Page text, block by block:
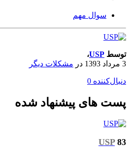
سوال مهم
توسط USP،
3 مرداد 1393
در مشکلات دیگر
دنبال‌کننده 0
پست های پیشنهاد شده
USP 83